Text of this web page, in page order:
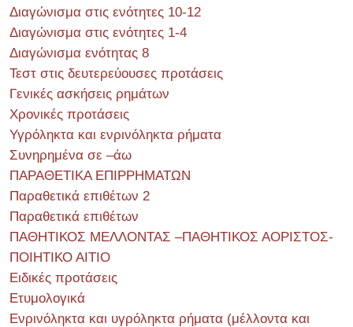
Διαγώνισμα στις ενότητες 10-12
Διαγώνισμα στις ενότητες 1-4
Διαγώνισμα ενότητας 8
Τεστ στις δευτερεύουσες προτάσεις
Γενικές ασκήσεις ρημάτων
Χρονικές προτάσεις
Υγρόληκτα και ενρινόληκτα ρήματα
Συνηρημένα σε –άω
ΠΑΡΑΘΕΤΙΚΑ ΕΠΙΡΡΗΜΑΤΩΝ
Παραθετικά επιθέτων 2
Παραθετικά επιθέτων
ΠΑΘΗΤΙΚΟΣ ΜΕΛΛΟΝΤΑΣ –ΠΑΘΗΤΙΚΟΣ ΑΟΡΙΣΤΟΣ-
ΠΟΙΗΤΙΚΟ ΑΙΤΙΟ
Ειδικές προτάσεις
Ετυμολογικά
Ενρινόληκτα και υγρόληκτα ρήματα (μέλλοντα και